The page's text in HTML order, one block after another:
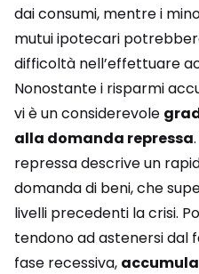
dai consumi, mentre i
mutui ipotecari
difficoltà nell’effettuare
Nonostante i risparmi
vi è un considerevole
alla domanda repressa
repressa descrive un
domanda di beni, che
livelli precedenti la crisi.
tendono ad astenersi dal
fase recessiva,